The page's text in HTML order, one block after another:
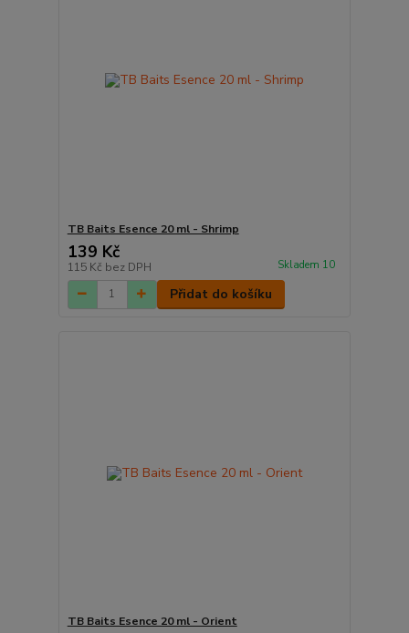
TB Baits Esence 20 ml - Shrimp
139 Kč
115 Kč bez DPH Skladem 10
Přidat do košíku
TB Baits Esence 20 ml - Orient